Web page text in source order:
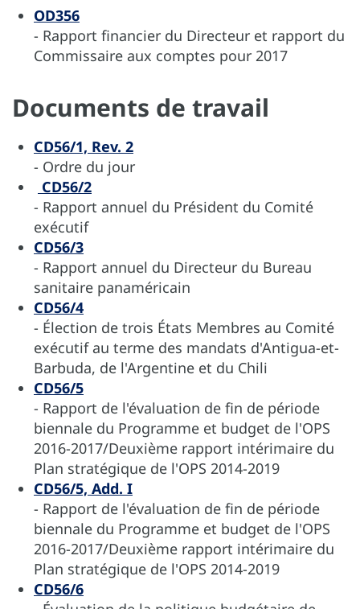
OD356
- Rapport financier du Directeur et rapport du
Commissaire aux comptes pour 2017
Documents de travail
CD56/1, Rev. 2
- Ordre du jour
CD56/2
- Rapport annuel du Président du Comité
exécutif
CD56/3
- Rapport annuel du Directeur du Bureau
sanitaire panaméricain
CD56/4
- Élection de trois États Membres au Comité
exécutif au terme des mandats d'Antigua-et-
Barbuda, de l'Argentine et du Chili
CD56/5
- Rapport de l'évaluation de fin de période
biennale du Programme et budget de l'OPS
2016-2017/Deuxième rapport intérimaire du
Plan stratégique de l'OPS 2014-2019
CD56/5, Add. I
- Rapport de l'évaluation de fin de période
biennale du Programme et budget de l'OPS
2016-2017/Deuxième rapport intérimaire du
Plan stratégique de l'OPS 2014-2019
CD56/6